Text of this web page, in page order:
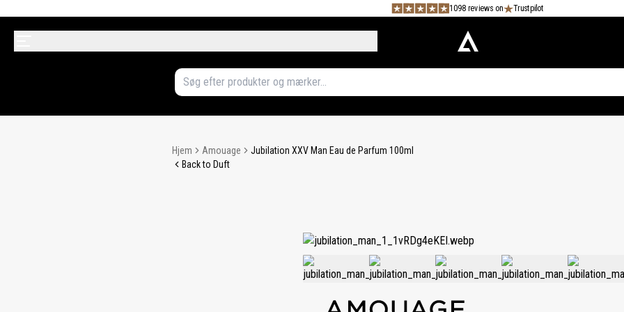
1098 reviews on Trustpilot
Hjem Amouage
Jubilation XXV Man Eau de Parfum 100ml
Back to Duft